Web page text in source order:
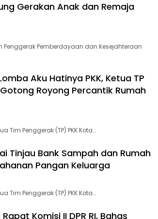
Gerakan Anak dan Remaja
Penggerak Pemberdayaan dan Kesejahteraan
Aku Hatinya PKK, Ketua TP
Gotong Royong Percantik Rumah
Tim Penggerak (TP) PKK Kota…
Tinjau Bank Sampah dan Rumah
Pangan Keluarga
Tim Penggerak (TP) PKK Kota…
Komisi II DPR RI, Bahas